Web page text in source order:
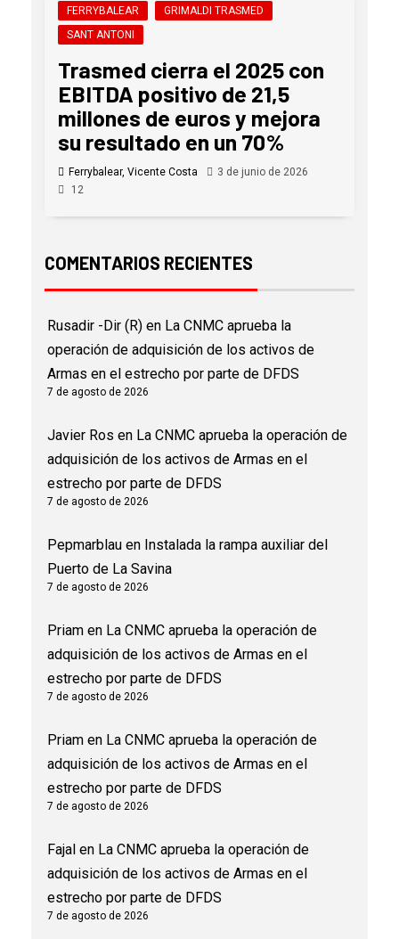
FERRYBALEAR
GRIMALDI TRASMED
SANT ANTONI
Trasmed cierra el 2025 con
EBITDA positivo de 21,5
millones de euros y mejora
su resultado en un 70%
Ferrybalear, Vicente Costa
3 de junio de 2026
12
COMENTARIOS RECIENTES
Rusadir -Dir (R) en La CNMC aprueba la
operación de adquisición de los activos de
Armas en el estrecho por parte de DFDS
7 de agosto de 2026
Javier Ros en La CNMC aprueba la operación de
adquisición de los activos de Armas en el
estrecho por parte de DFDS
7 de agosto de 2026
Pepmarblau en Instalada la rampa auxiliar del
Puerto de La Savina
7 de agosto de 2026
Priam en La CNMC aprueba la operación de
adquisición de los activos de Armas en el
estrecho por parte de DFDS
7 de agosto de 2026
Priam en La CNMC aprueba la operación de
adquisición de los activos de Armas en el
estrecho por parte de DFDS
7 de agosto de 2026
Fajal en La CNMC aprueba la operación de
adquisición de los activos de Armas en el
estrecho por parte de DFDS
7 de agosto de 2026